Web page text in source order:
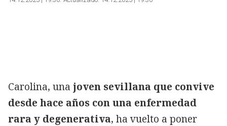
Carolina, una joven sevillana que convive
desde hace años con una enfermedad
rara y degenerativa, ha vuelto a poner